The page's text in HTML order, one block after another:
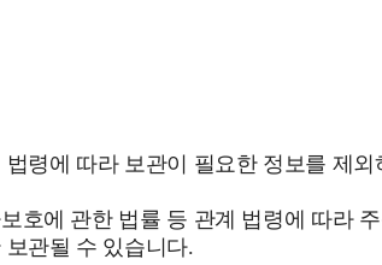
령에 따라 보관이 필요한 정보를 제외
호에 관한 법률 등 관계 법령에 따라
관될 수 있습니다.